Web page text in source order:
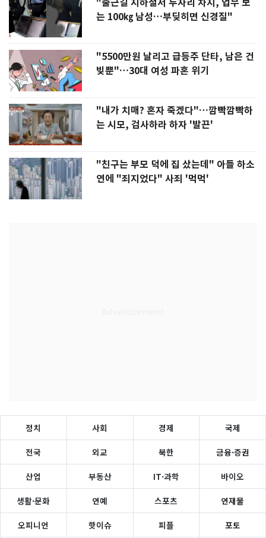
"출근길 지하철서 두자리 차지, 업무 보
는 100㎏ 남성…부딪히면 신경질"
"5500만원 날리고 급등주 단타, 남은 건
빚뿐"…30대 여성 파혼 위기
"내가 치매? 혼자 죽겠다"…깜빡깜빡하
는 시모, 검사하라 하자 '발끈'
"친구는 부모 덕에 집 샀는데" 아들 하소
연에 "죄지었다" 사죄 '먹먹'
정치 사회 경제 국제
전국 외교 북한 금융·증권
산업 부동산 IT·과학 바이오
생활·문화 연예 스포츠 연재물
오피니언 핫이슈 피플 포토